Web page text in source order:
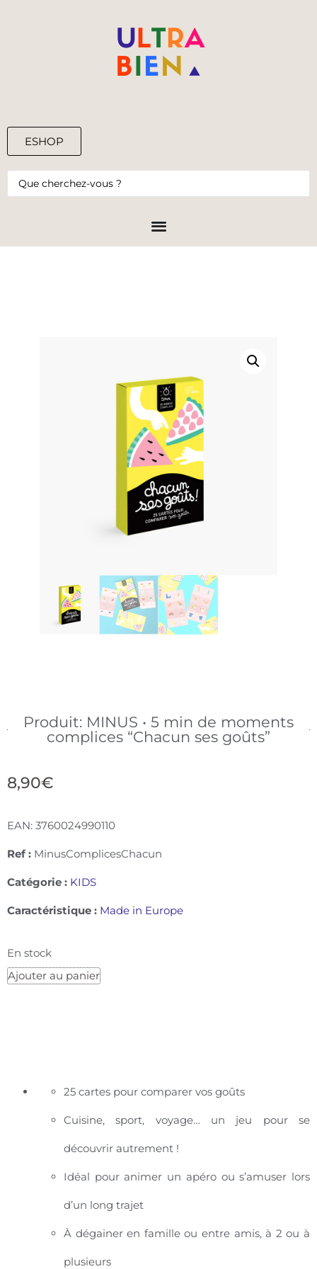
ESHOP
0,00€
Produit: MINUS • 5 min de moments
complices “Chacun ses goûts”
8,90€
EAN: 3760024990110
Ref : MinusComplicesChacun
Catégorie : KIDS
Caractéristique : Made in Europe
En stock
Ajouter au panier
25 cartes pour comparer vos goûts
Cuisine, sport, voyage… un jeu pour se
découvrir autrement !
Idéal pour animer un apéro ou s’amuser lors
d’un long trajet
À dégainer en famille ou entre amis, à 2 ou à
plusieurs